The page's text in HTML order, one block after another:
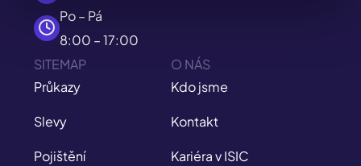
Po – Pá
8:00 – 17:00
SITEMAP
Průkazy
Slevy
Pojištění
O NÁS
Kdo jsme
Kontakt
Kariéra v ISIC